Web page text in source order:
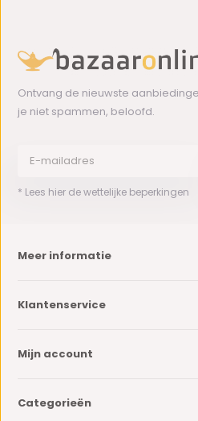
Ontvang de nieuwste
je niet spammen, beloofd.
* Lees hier de wettelijke beperkingen
Meer informatie
Klantenservice
Mijn account
Categorieën